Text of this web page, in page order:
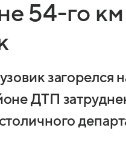
54-го
загорелся
ДТП